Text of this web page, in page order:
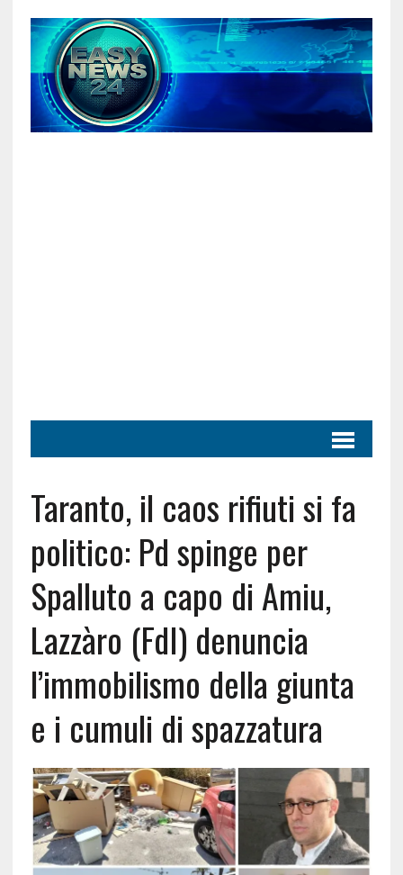
Taranto, il caos rifiuti si fa
politico: Pd spinge per
Spalluto a capo di Amiu,
Lazzàro (FdI) denuncia
l’immobilismo della giunta
e i cumuli di spazzatura